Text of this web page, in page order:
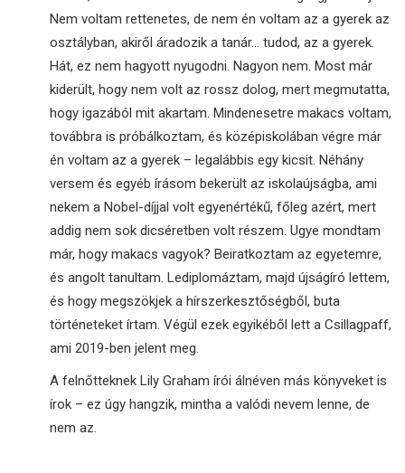
Nem voltam rettenetes, de nem én voltam az a gyerek az
osztályban, akiről áradozik a tanár… tudod, az a gyerek.
Hát, ez nem hagyott nyugodni. Nagyon nem. Most már
kiderült, hogy nem volt az rossz dolog, mert megmutatta,
hogy igazából mit akartam. Mindenesetre makacs voltam,
továbbra is próbálkoztam, és középiskolában végre már
én voltam az a gyerek – legalábbis egy kicsit. Néhány
versem és egyéb írásom bekerült az iskolaújságba, ami
nekem a Nobel-díjjal volt egyenértékű, főleg azért, mert
addig nem sok dicséretben volt részem. Ugye mondtam
már, hogy makacs vagyok? Beiratkoztam az egyetemre,
és angolt tanultam. Lediplomáztam, majd újságíró lettem,
és hogy megszökjek a hírszerkesztőségből, buta
történeteket írtam. Végül ezek egyikéből lett a Csillagpaff,
ami 2019-ben jelent meg.
A felnőtteknek Lily Graham írói álnéven más könyveket is
írok – ez úgy hangzik, mintha a valódi nevem lenne, de
nem az.